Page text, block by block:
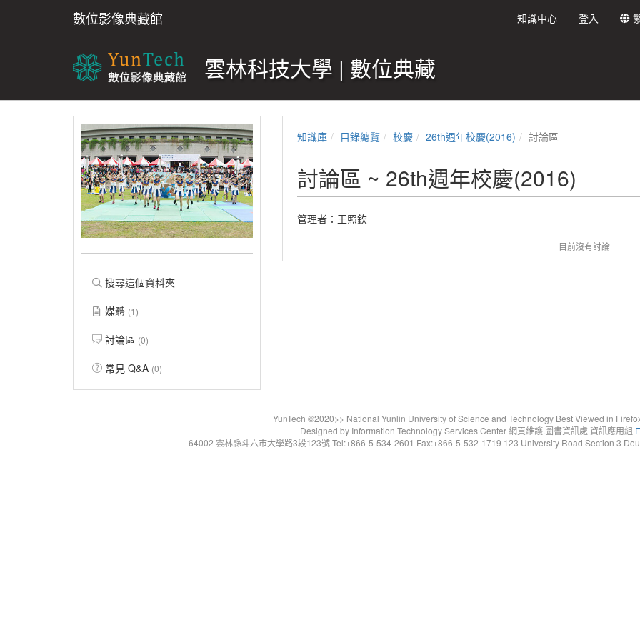
數位影像典藏館 知識中心 登入
雲林科技大學 | 數位典藏
搜尋這個資料夾
媒體 (1)
討論區 (0)
常見 Q&A (0)
知識庫 目錄總覽 校慶 26th週年校慶(2016) 討論區
討論區 ~ 26th週年校慶(2016)
管理者：王照欽
目前沒有討論
YunTech ©2020>> National Yunlin University of Science and Technology Best Viewed in
Designed by Information Technology Services Center 網頁維護.圖書資訊處 資訊應用組
64002 雲林縣斗六市大學路3段123號 Tel:+866-5-534-2601 Fax:+866-5-532-1719 123 University Road Section 3